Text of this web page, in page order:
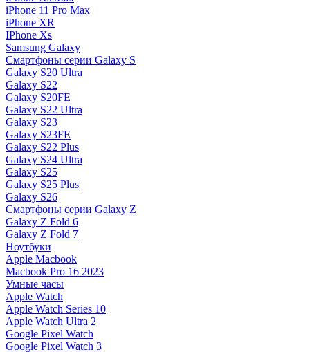
iPhone 11 Pro Max
iPhone XR
IPhone Xs
Samsung Galaxy
Смартфоны серии Galaxy S
Galaxy S20 Ultra
Galaxy S22
Galaxy S20FE
Galaxy S22 Ultra
Galaxy S23
Galaxy S23FE
Galaxy S22 Plus
Galaxy S24 Ultra
Galaxy S25
Galaxy S25 Plus
Galaxy S26
Смартфоны серии Galaxy Z
Galaxy Z Fold 6
Galaxy Z Fold 7
Ноутбуки
Apple Macbook
Macbook Pro 16 2023
Умные часы
Apple Watch
Apple Watch Series 10
Apple Watch Ultra 2
Google Pixel Watch
Google Pixel Watch 3